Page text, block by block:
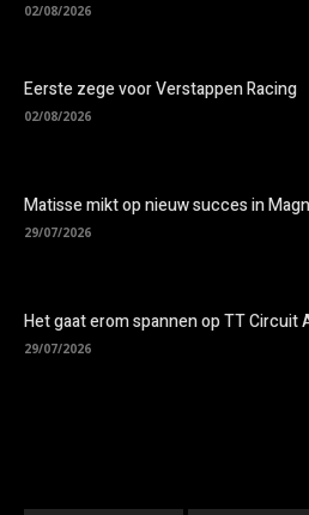
02/08/2026
Eerste zege voor Verstappen Racing
02/08/2026
Matisse mikt op nieuw succes in
29/07/2026
Het gaat erom spannen op TT Circuit
29/07/2026